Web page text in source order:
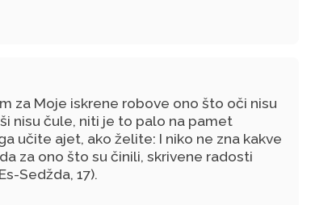
za Moje iskrene robove ono što oči nisu
nisu čule, niti je to palo na pamet
učite ajet, ako želite: I niko ne zna kakve
za ono što su činili, skrivene radosti
Sedžda, 17).